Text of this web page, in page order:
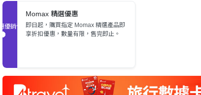
促銷優惠
Momax 精選優惠
即日起，購買指定 Momax 精選產品即
享折扣優惠，數量有限，售完即止。